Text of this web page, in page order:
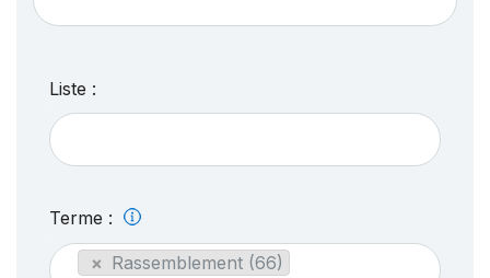
Liste :
Terme :
× Rassemblement (66)